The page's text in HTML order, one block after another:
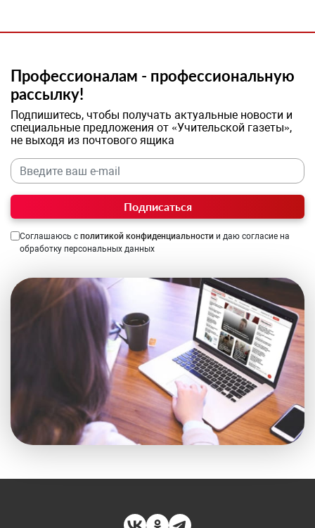
Профессионалам - профессиональную
рассылку!
Подпишитесь, чтобы получать актуальные новости и
специальные предложения от «Учительской газеты»,
не выходя из почтового ящика
Подписаться
Соглашаюсь с политикой конфиденциальности и даю согласие на
обработку персональных данных